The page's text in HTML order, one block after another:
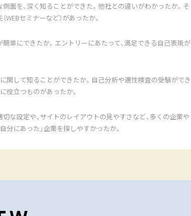
面を、深く知ることができた。他社との違いがわかったか。そ
WEBセミナーなど）があったか。
簡単にできたか。エントリーにあたって、満足できる自己表現が
関して知ることができたか。自己分析や適性検査の受験ができ
役立つものがあったか。
な設定や、サイトのレイアウトの見やすさなど、多くの企業や
分にあった」企業を探しやすかったか。